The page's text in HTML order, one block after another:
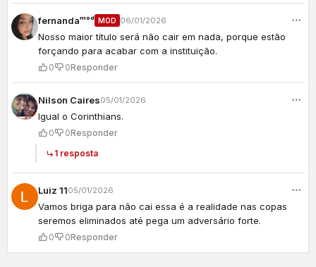
fernandaᵐᵒᵈ MOD 06/01/2026
Nosso maior título será não cair em nada, porque estão
forçando para acabar com a instituição.
0 0Responder
Nilson Caires05/01/2026
Igual o Corinthians.
0 0Responder
1 resposta
Luiz 1105/01/2026
Vamos briga para não cai essa é a realidade nas copas
seremos eliminados até pega um adversário forte.
0 0Responder